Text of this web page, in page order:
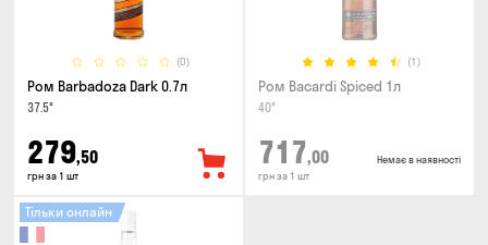
(0)
Ром Barbadoza Dark 0.7л
37.5°
279,50
грн за 1 шт
(1)
Ром Bacardi Spiced 1л
40°
717,00
грн за 1 шт
Немає в наявності
Тільки онлайн